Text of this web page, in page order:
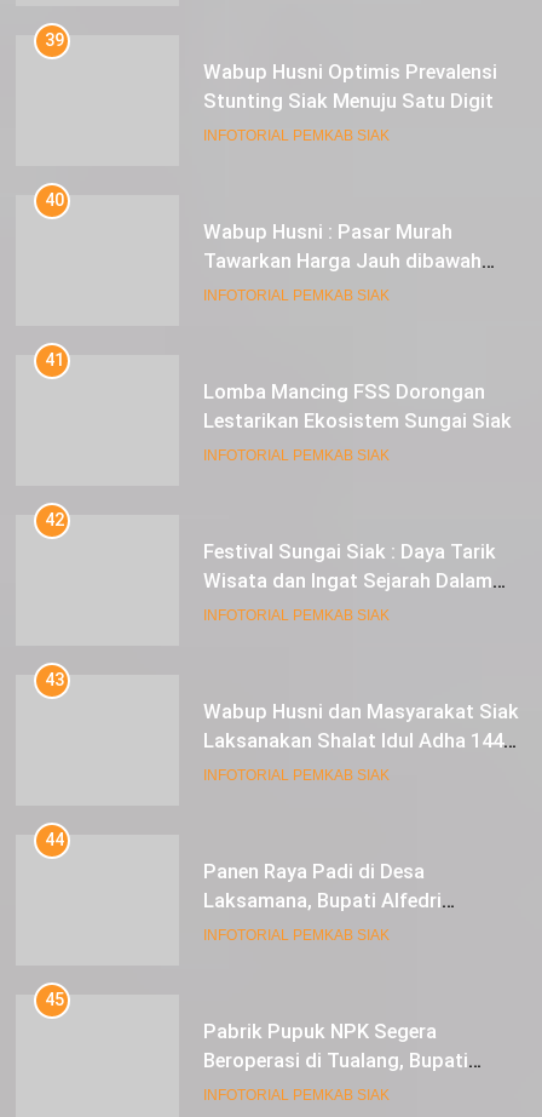
39
Wabup Husni Optimis Prevalensi
Stunting Siak Menuju Satu Digit
INFOTORIAL PEMKAB SIAK
40
Wabup Husni : Pasar Murah
Tawarkan Harga Jauh dibawah
Pasar Tradisional
INFOTORIAL PEMKAB SIAK
41
Lomba Mancing FSS Dorongan
Lestarikan Ekosistem Sungai Siak
INFOTORIAL PEMKAB SIAK
42
Festival Sungai Siak : Daya Tarik
Wisata dan Ingat Sejarah Dalam
Lestarikan Peradaban
INFOTORIAL PEMKAB SIAK
43
Wabup Husni dan Masyarakat Siak
Laksanakan Shalat Idul Adha 1445
Hijriah di Lapangan Tugu Siak
INFOTORIAL PEMKAB SIAK
44
Panen Raya Padi di Desa
Laksamana, Bupati Alfedri
Serahkan 16 Unit Mesin Pompa Air
INFOTORIAL PEMKAB SIAK
45
Pabrik Pupuk NPK Segera
Beroperasi di Tualang, Bupati
Alfedri Investasi ini Tingkatkan
INFOTORIAL PEMKAB SIAK